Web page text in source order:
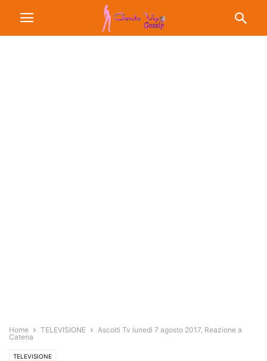
Home TELEVISIONE
Ascolti Tv lunedì 7 agosto 2017, Reazione a
Catena
TELEVISIONE